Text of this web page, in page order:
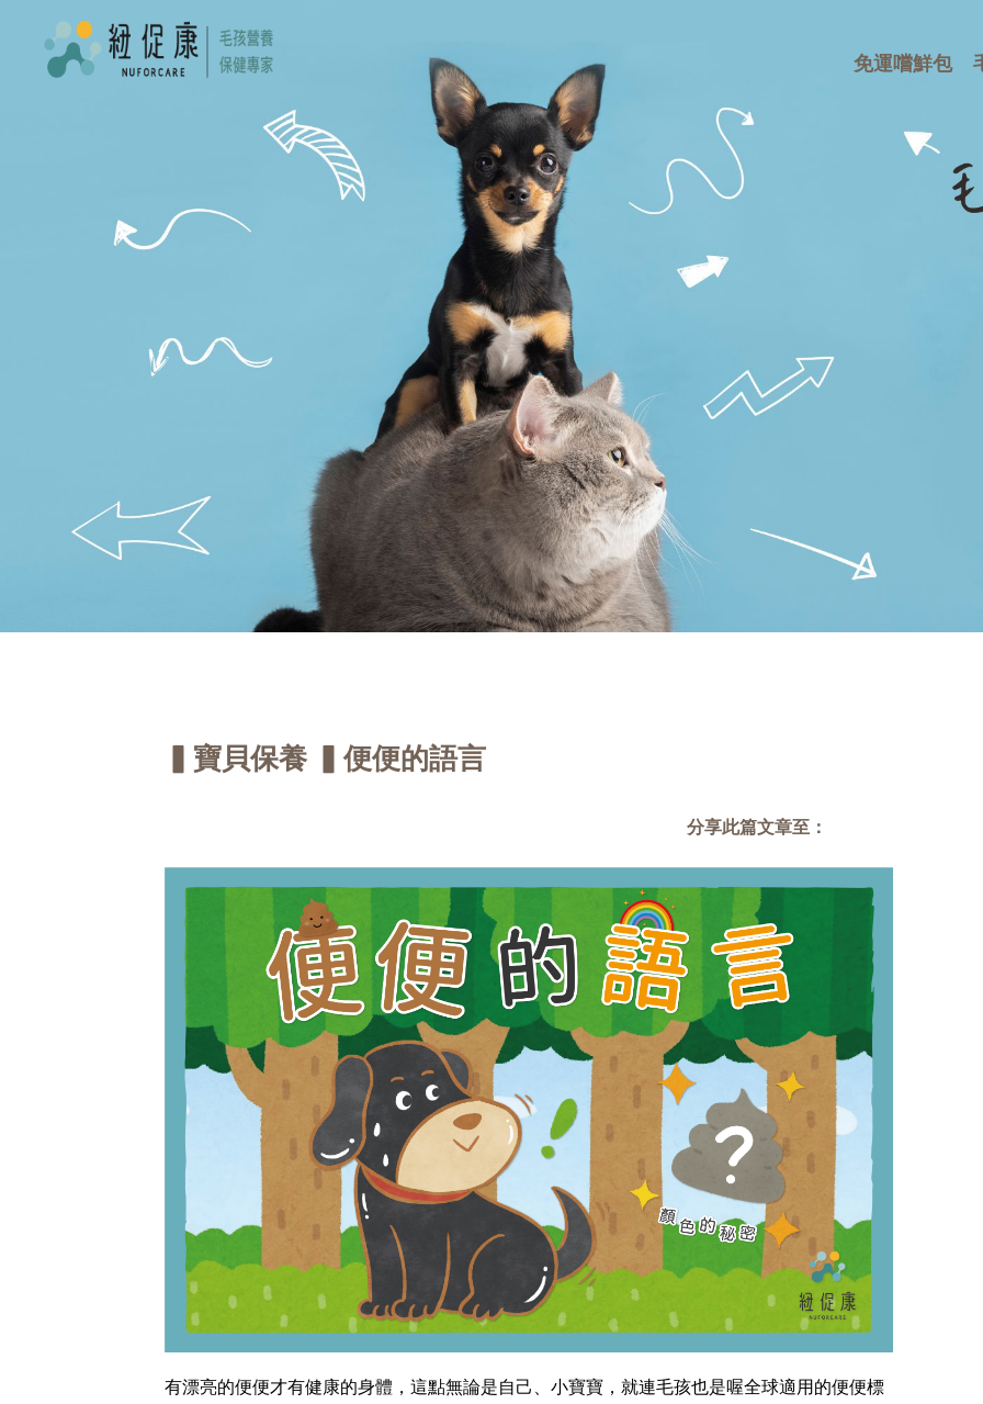
免運嚐鮮包
▍寶貝保養 ▍便便的語言
分享此篇文章至：
有漂亮的便便才有健康的身體，這點無論是自己、小寶寶，就連毛孩也是喔全球適用的便便標